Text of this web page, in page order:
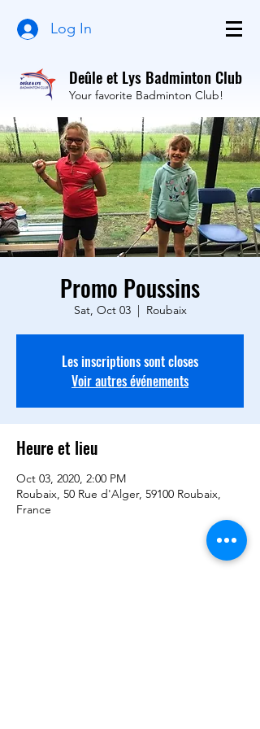
Log In
Deûle et Lys Badminton Club
Your favorite Badminton Club!
Promo Poussins
Sat, Oct 03
  |
Roubaix
Les inscriptions sont closes
Voir autres événements
Heure et lieu
Oct 03, 2020, 2:00 PM
Roubaix, 50 Rue d'Alger, 59100 Roubaix,
France